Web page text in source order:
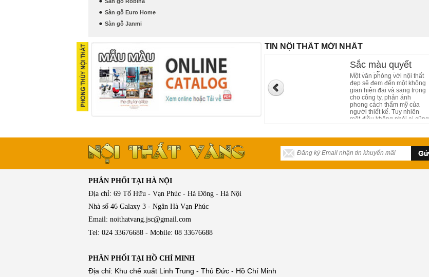
Sàn gỗ Euro Home
Sàn gỗ Janmi
TIN NỘI THẤT MỚI NHẤT
Sắc màu quyết
định đến phong
cách nội thất của
văn phòng làm việc
Một văn phòng với nội thất
đẹp sẽ đem đến một không
gian hiện đại và sang trọng
cho công ty, phản ánh
phong cách thẩm mỹ của
người thiết kế. Tuy nhiên
một điều không phải ai cũng
biết, sắc màu của nội thất
trúc, giúp tạo ấn tượng
mạnh đối với khách hàng
khi đến với mỗi công ty.
PHÂN PHỐI TẠI HÀ NỘI
Địa chỉ: 69 Tố Hữu - Vạn Phúc - Hà Đông - Hà Nội
Nhà số 46 Galaxy 3 - Ngân Hà Vạn Phúc
Email: noithatvang.jsc@gmail.com
Tel: 024 33676688 - Mobile: 08 33676688
PHÂN PHỐI TẠI HỒ CHÍ MINH
Địa chỉ: Khu chế xuất Linh Trung - Thủ Đức - Hồ Chí Minh